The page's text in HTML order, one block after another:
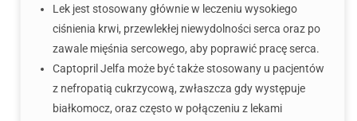
Lek jest stosowany głównie w leczeniu wysokiego
ciśnienia krwi, przewlekłej niewydolności serca oraz po
zawale mięśnia sercowego, aby poprawić pracę serca.
Captopril Jelfa może być także stosowany u pacjentów
z nefropatią cukrzycową, zwłaszcza gdy występuje
białkomocz, oraz często w połączeniu z lekami